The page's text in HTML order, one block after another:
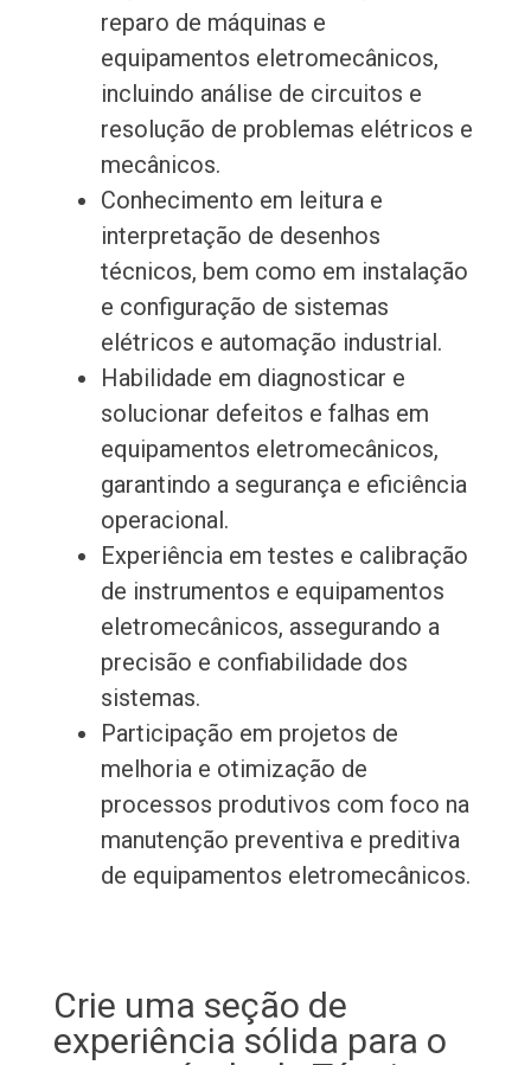
reparo de máquinas e
equipamentos eletromecânicos,
incluindo análise de circuitos e
resolução de problemas elétricos e
mecânicos.
Conhecimento em leitura e
interpretação de desenhos
técnicos, bem como em instalação
e configuração de sistemas
elétricos e automação industrial.
Habilidade em diagnosticar e
solucionar defeitos e falhas em
equipamentos eletromecânicos,
garantindo a segurança e eficiência
operacional.
Experiência em testes e calibração
de instrumentos e equipamentos
eletromecânicos, assegurando a
precisão e confiabilidade dos
sistemas.
Participação em projetos de
melhoria e otimização de
processos produtivos com foco na
manutenção preventiva e preditiva
de equipamentos eletromecânicos.
Crie uma seção de
experiência sólida para o